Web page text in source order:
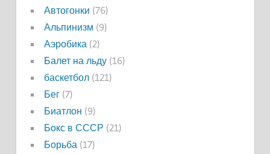
Автогонки (76)
Альпинизм (9)
Аэробика (2)
Балет на льду(16)
баскетбол(121)
Бег(7)
Биатлон (9)
Бокс в СССР (21)
Борьба (17)